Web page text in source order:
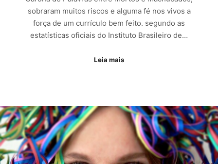
sobraram muitos riscos e alguma fé nos vivos a
força de um currículo bem feito. segundo as
estatísticas oficiais do Instituto Brasileiro de…
Leia mais